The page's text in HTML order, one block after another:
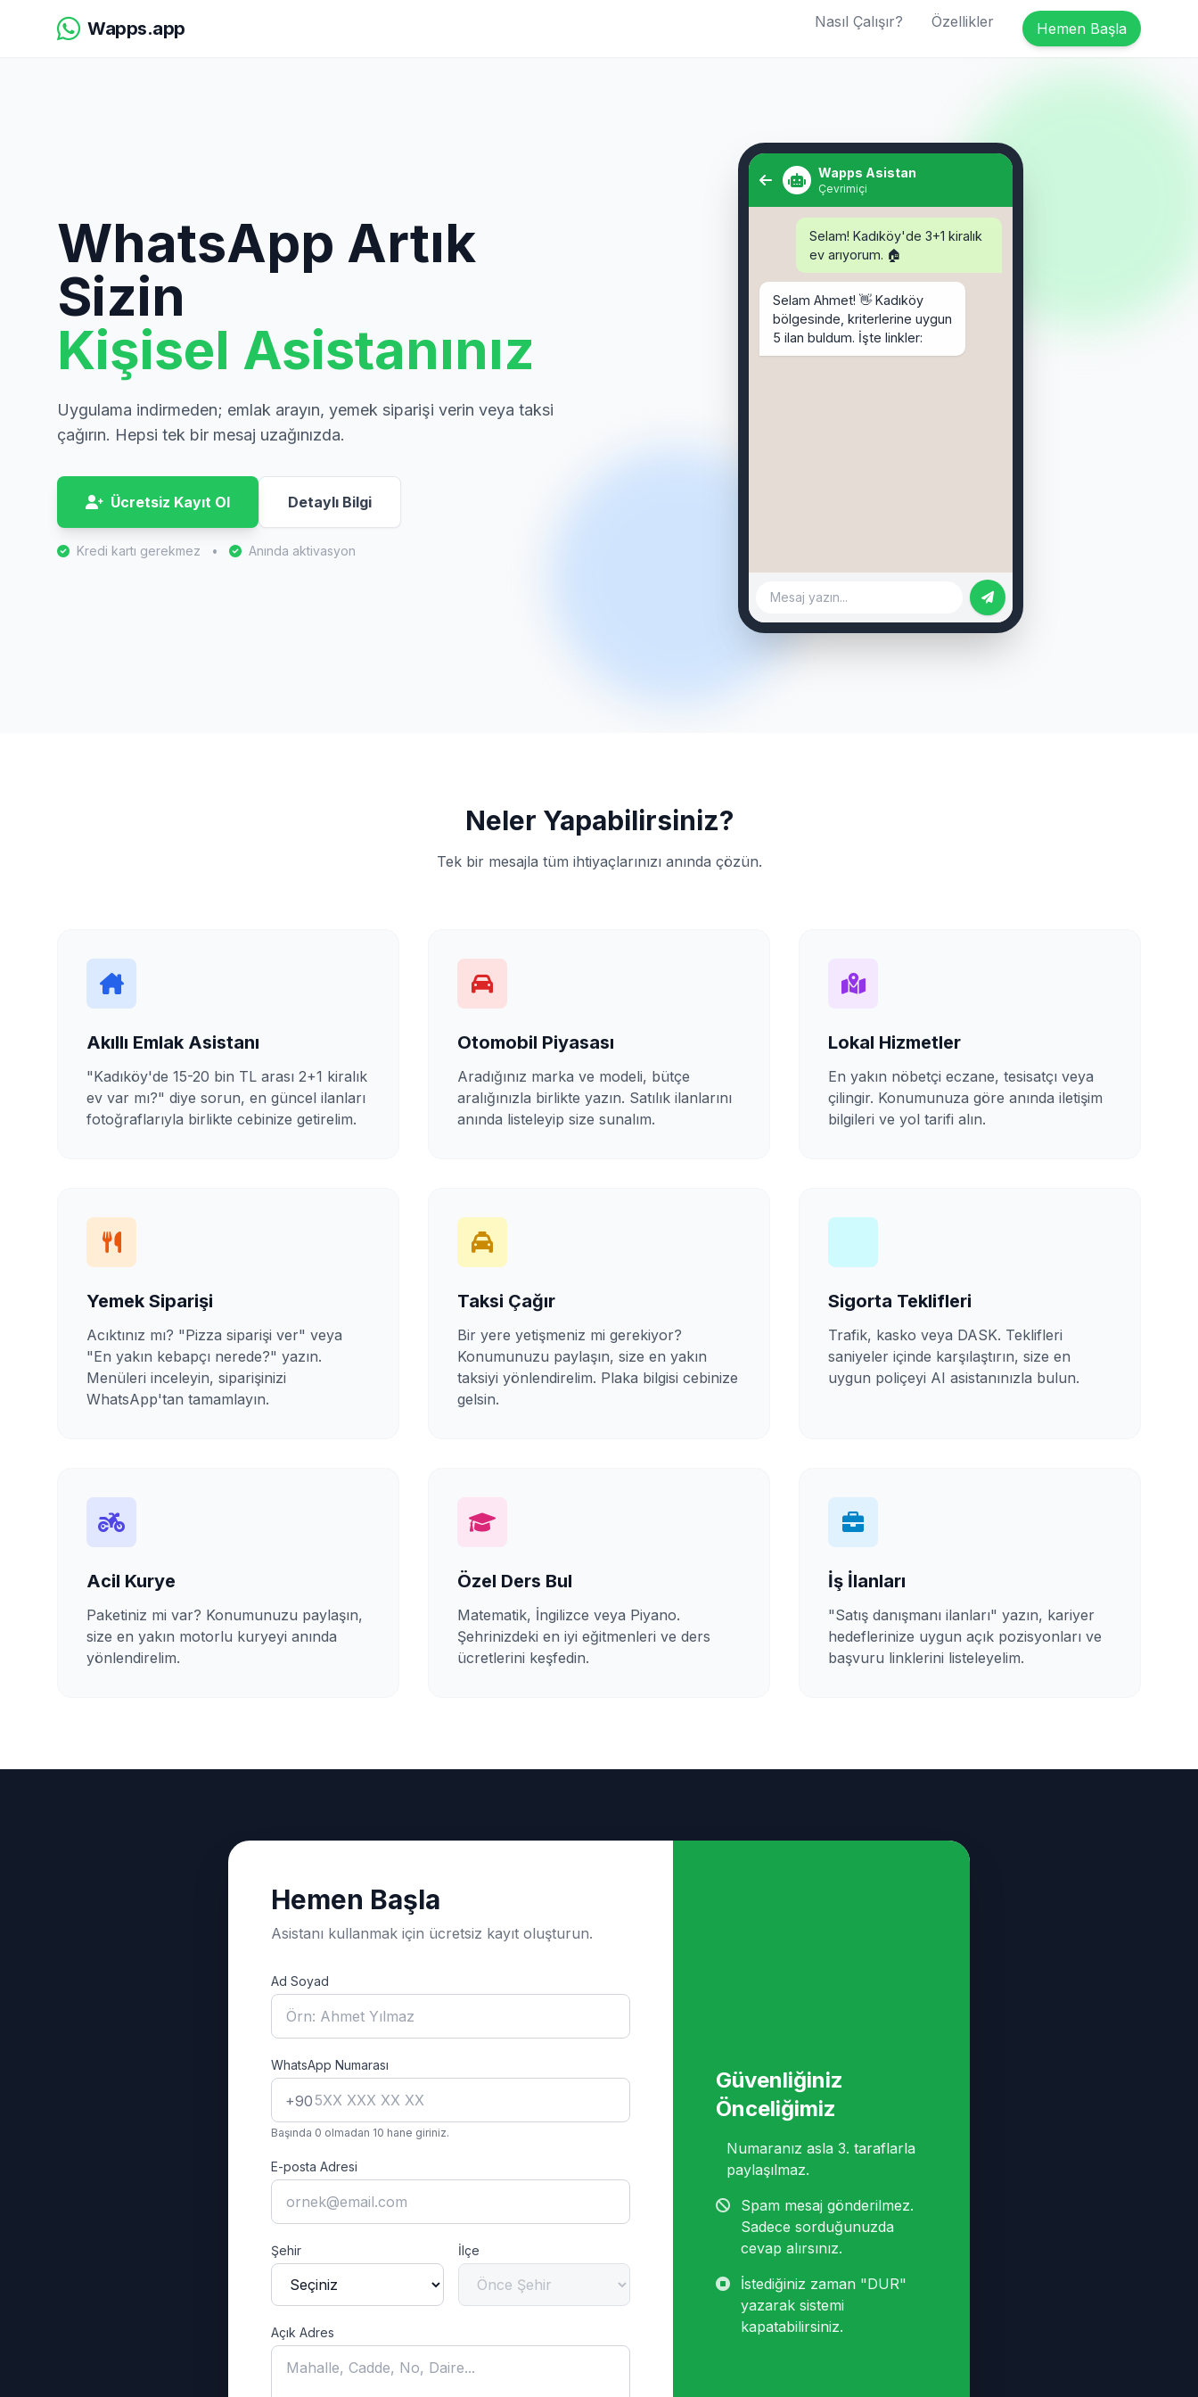
Wapps.app Nasıl Çalışır? Özellikler Hemen Başla
WhatsApp Artık
Sizin
Kişisel Asistanınız
Uygulama indirmeden; emlak arayın, yemek siparişi verin veya taksi
çağırın. Hepsi tek bir mesaj uzağınızda.
Ücretsiz Kayıt Ol Detaylı Bilgi
Kredi kartı gerekmez • Anında aktivasyon
Wapps Asistan
Çevrimiçi
ev arıyorum. 🏠
Selam Ahmet! 👋 Kadıköy
bölgesinde, kriterlerine uygun
5 ilan buldum. İşte linkler:
Sahibinden İlanları:
🔹
sahibinden.com/ilan/1155620
Moda, 120m² - 25.000 TL
🔹sahibinden.com/ilan/1155621
Mesaj yazın...
Neler Yapabilirsiniz?
Tek bir mesajla tüm ihtiyaçlarınızı anında çözün.
Akıllı Emlak Asistanı
"Kadıköy'de 15-20 bin TL arası 2+1 kiralık
ev var mı?" diye sorun, en güncel ilanları
fotoğraflarıyla birlikte cebinize getirelim.
Otomobil Piyasası
Aradığınız marka ve modeli, bütçe
aralığınızla birlikte yazın. Satılık ilanlarını
anında listeleyip size sunalım.
Lokal Hizmetler
En yakın nöbetçi eczane, tesisatçı veya
çilingir. Konumunuza göre anında iletişim
bilgileri ve yol tarifi alın.
Yemek Siparişi
Acıktınız mı? "Pizza siparişi ver" veya
"En yakın kebapçı nerede?" yazın.
Menüleri inceleyin, siparişinizi
WhatsApp'tan tamamlayın.
Taksi Çağır
Bir yere yetişmeniz mi gerekiyor?
Konumunuzu paylaşın, size en yakın
taksiyi yönlendirelim. Plaka bilgisi cebinize
gelsin.
Sigorta Teklifleri
Trafik, kasko veya DASK. Teklifleri
saniyeler içinde karşılaştırın, size en
uygun poliçeyi AI asistanınızla bulun.
Acil Kurye
Paketiniz mi var? Konumunuzu paylaşın,
size en yakın motorlu kuryeyi anında
yönlendirelim.
Özel Ders Bul
Matematik, İngilizce veya Piyano.
Şehrinizdeki en iyi eğitmenleri ve ders
ücretlerini keşfedin.
İş İlanları
"Satış danışmanı ilanları" yazın, kariyer
hedeflerinize uygun açık pozisyonları ve
başvuru linklerini listeleyelim.
Hemen Başla
Asistanı kullanmak için ücretsiz kayıt oluşturun.
Ad Soyad
WhatsApp Numarası
+90
Başında 0 olmadan 10 hane giriniz.
E-posta Adresi
Şehir İlçe
Açık Adres
Güvenliğiniz
Önceliğimiz
Numaranız asla 3. taraflarla
paylaşılmaz.
Spam mesaj gönderilmez.
Sadece sorduğunuzda
cevap alırsınız.
İstediğiniz zaman "DUR"
yazarak sistemi
kapatabilirsiniz.